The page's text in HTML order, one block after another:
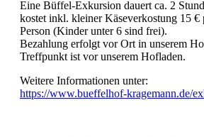
Eine Büffel-Exkursion dauert ca. 2
kostet inkl. kleiner Käseverkostung 15 €
Person (Kinder unter 6 sind frei).
Bezahlung erfolgt vor Ort in unserem
Treffpunkt ist vor unserem Hofladen.
Weitere Informationen unter:
https://www.bueffelhof-kragemann.de/